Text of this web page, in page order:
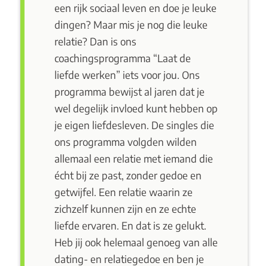
een rijk sociaal leven en doe je leuke
dingen? Maar mis je nog die leuke
relatie? Dan is ons
coachingsprogramma “Laat de
liefde werken” iets voor jou. Ons
programma bewijst al jaren dat je
wel degelijk invloed kunt hebben op
je eigen liefdesleven. De singles die
ons programma volgden wilden
allemaal een relatie met iemand die
écht bij ze past, zonder gedoe en
getwijfel. Een relatie waarin ze
zichzelf kunnen zijn en ze echte
liefde ervaren. En dat is ze gelukt.
Heb jij ook helemaal genoeg van alle
dating- en relatiegedoe en ben je